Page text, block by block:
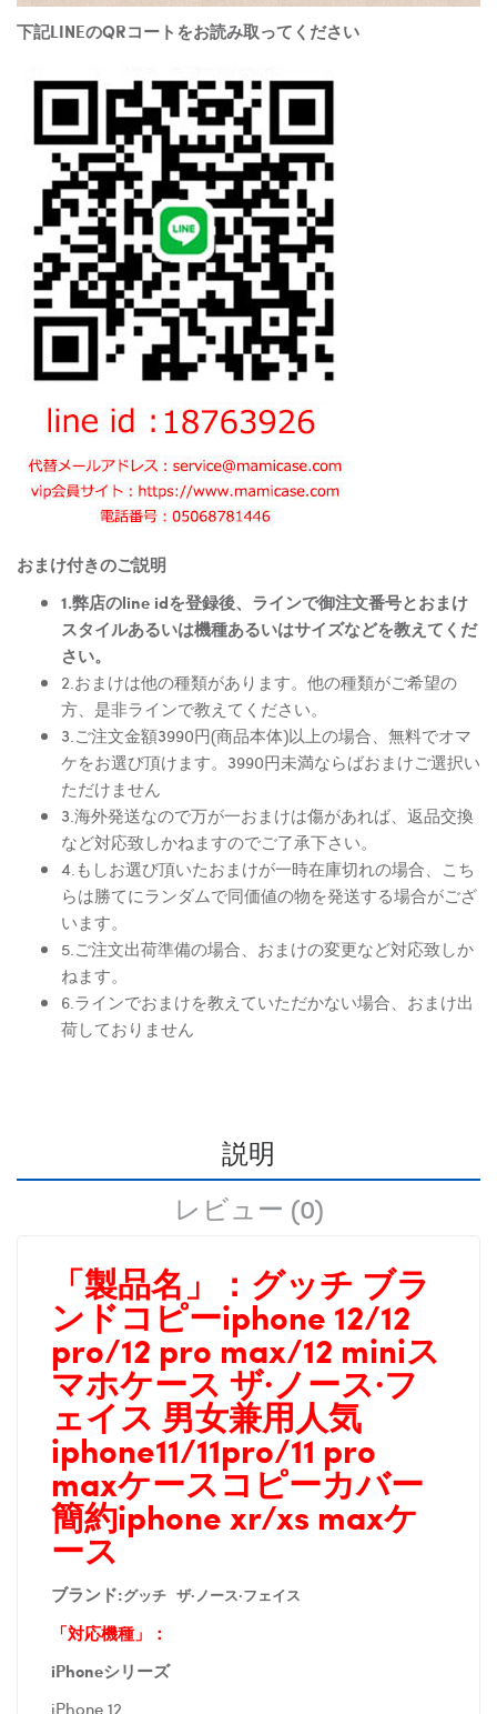
下記LINEのQRコートをお読み取ってください
おまけ付きのご説明
1.弊店のline idを登録後、ラインで御注文番号とおまけ
スタイルあるいは機種あるいはサイズなどを教えてくだ
さい。
2.おまけは他の種類があります。他の種類がご希望の
方、是非ラインで教えてください。
3.ご注文金額3990円(商品本体)以上の場合、無料でオマ
ケをお選び頂けます。3990円未満ならばおまけご選択い
ただけません
3.海外発送なので万が一おまけは傷があれば、返品交換
など対応致しかねますのでご了承下さい。
4.もしお選び頂いたおまけが一時在庫切れの場合、こち
らは勝てにランダムで同価値の物を発送する場合がござ
います。
5.ご注文出荷準備の場合、おまけの変更など対応致しか
ねます。
6.ラインでおまけを教えていただかない場合、おまけ出
荷しておりません
説明
レビュー (0)
「製品名」： グッチ ブラ
ンドコピーiphone 12/12
pro/12 pro max/12 miniス
マホケース ザ·ノース·フ
ェイス 男女兼用人気
iphone11/11pro/11 pro
maxケースコピーカバー
簡約iphone xr/xs maxケ
ース
ブランド:グッチ ザ·ノース·フェイス
「対応機種」：
iPhoneシリーズ
iPhone 12